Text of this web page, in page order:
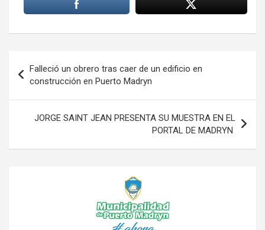
de
entradas
Falleció un obrero tras caer de un edificio en
construcción en Puerto Madryn
JORGE SAINT JEAN PRESENTA SU MUESTRA EN EL
PORTAL DE MADRYN